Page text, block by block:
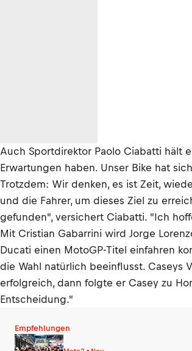
Auch Sportdirektor Paolo Ciabatti hält
Erwartungen haben. Unser Bike hat
Trotzdem: Wir denken, es ist Zeit,
und die Fahrer, um dieses Ziel zu
gefunden", versichert Ciabatti. "Ich
Mit Cristian Gabarrini wird Jorge
Ducati einen MotoGP-Titel einfahren
die Wahl natürlich beeinflusst. Caseys
erfolgreich, dann folgte er Casey zu
Entscheidung."
Empfehlungen